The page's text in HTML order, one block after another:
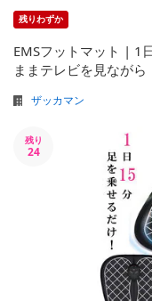
残りわずか
EMSフットマット | 1
ままテレビを見ながら
ザッカマン
残り
24